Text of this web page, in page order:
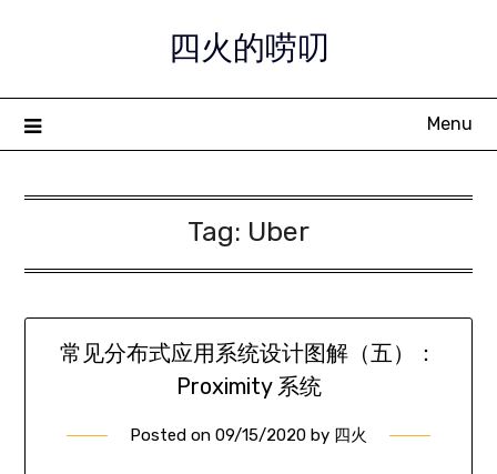
四火的唠叨
Menu
Tag: Uber
常见分布式应用系统设计图解（五）：
Proximity 系统
Posted on 09/15/2020 by 四火